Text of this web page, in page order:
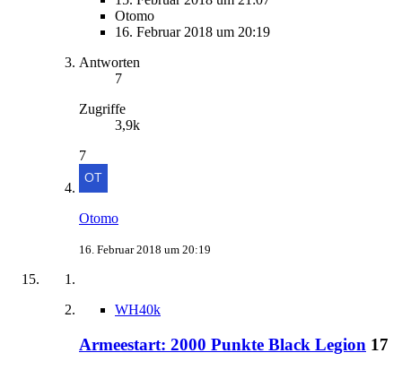
Otomo
16. Februar 2018 um 20:19
Antworten
7
Zugriffe
3,9k
7
Otomo
16. Februar 2018 um 20:19
WH40k
Armeestart: 2000 Punkte Black Legion 17